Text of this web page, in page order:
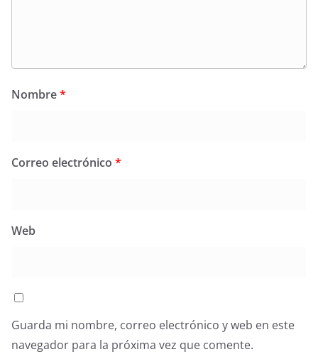
Nombre*
Correo electrónico *
Web
Guarda mi nombre, correo electrónico y web en este
navegador para la próxima vez que comente.